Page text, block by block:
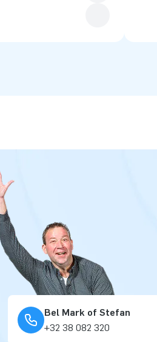
Bel Mark of Stefan
+32 38 082 320